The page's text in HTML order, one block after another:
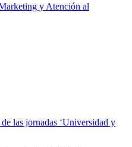
y Atención al
las jornadas ‘Universidad y